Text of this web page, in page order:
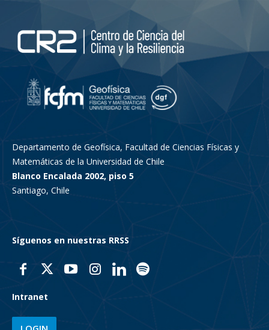
Departamento de Geofísica, Facultad de Ciencias Físicas y
Matemáticas de la Universidad de Chile
Blanco Encalada 2002, piso 5
Santiago, Chile
Síguenos en nuestras RRSS
Intranet